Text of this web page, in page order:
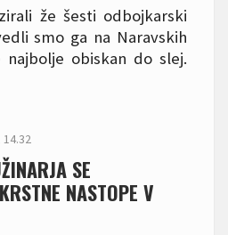
že šesti odbojkarski
smo ga na Naravskih
obiskan do slej.
nam je služilo tudi
da smo resnično
SE
NASTOPE V